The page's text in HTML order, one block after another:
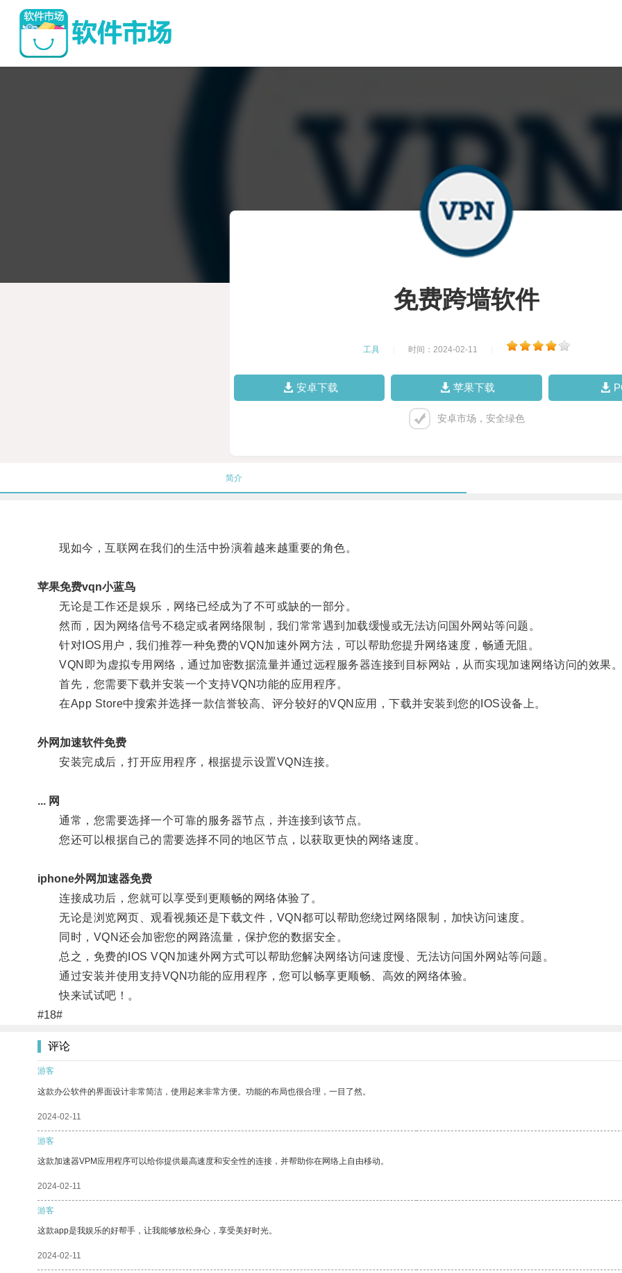
免费跨墙软件
工具 时间：2024-02-11
安卓下载 苹果下载
安卓市场，安全绿色
简介
现如今，互联网在我们的生活中扮演着越来越重要的角色。
苹果免费vqn小蓝鸟
无论是工作还是娱乐，网络已经成为了不可或缺的一部分。
然而，因为网络信号不稳定或者网络限制，我们常常遇到加载缓慢或无法访问国外网站等问题。
针对IOS用户，我们推荐一种免费的VQN加速外网方法，可以帮助您提升网络速度，畅通无阻。
VQN即为虚拟专用网络，通过加密数据流量并通过远程服务器连接到目标网站，从而实现加速网络访问的效果。
首先，您需要下载并安装一个支持VQN功能的应用程序。
在App Store中搜索并选择一款信誉较高、评分较好的VQN应用，下载并安装到您的IOS设备上。
外网加速软件免费
安装完成后，打开应用程序，根据提示设置VQN连接。
... 网
通常，您需要选择一个可靠的服务器节点，并连接到该节点。
您还可以根据自己的需要选择不同的地区节点，以获取更快的网络速度。
iphone外网加速器免费
连接成功后，您就可以享受到更顺畅的网络体验了。
无论是浏览网页、观看视频还是下载文件，VQN都可以帮助您绕过网络限制，加快访问速度。
同时，VQN还会加密您的网路流量，保护您的数据安全。
总之，免费的IOS VQN加速外网方式可以帮助您解决网络访问速度慢、无法访问国外网站等问题。
通过安装并使用支持VQN功能的应用程序，您可以畅享更顺畅、高效的网络体验。
快来试试吧！。
#18#
评论
游客
这款办公软件的界面设计非常简洁，使用起来非常方便。功能的布局也很合理，一目了然。
2024-02-11
游客
这款加速器VPM应用程序可以给你提供最高速度和安全性的连接，并帮助你在网络上自由移动。
2024-02-11
游客
这款app是我娱乐的好帮手，让我能够放松身心，享受美好时光。
2024-02-11